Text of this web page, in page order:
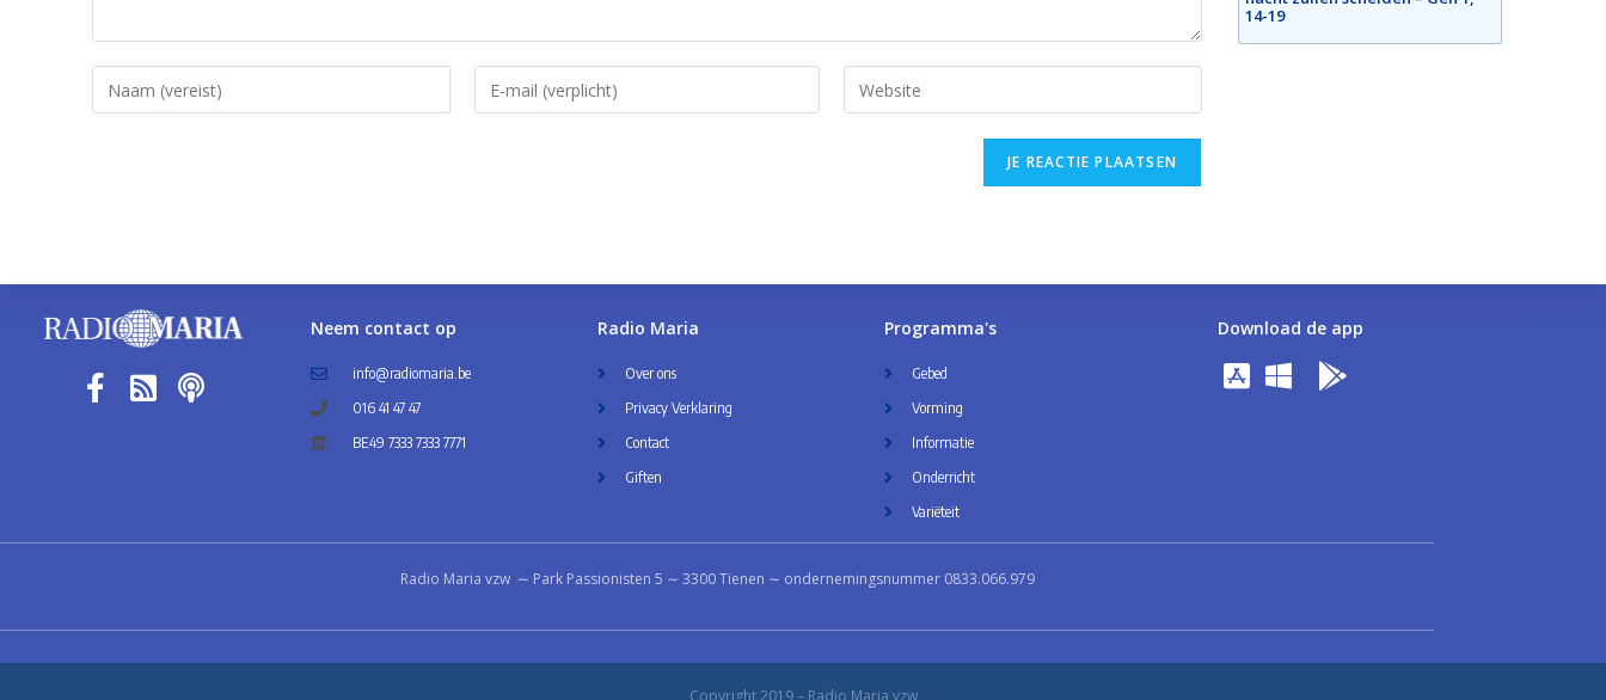
14-19
Neem contact op
info@radiomaria.be
016 41 47 47
BE49 7333 7333 7771
Radio Maria
Over ons
Privacy Verklaring
Contact
Giften
Programma's
Gebed
Vorming
Informatie
Onderricht
Variëteit
Download de app
Radio Maria vzw ∼ Park Passionisten 5 ∼ 3300 Tienen ∼ ondernemingsnummer 0833.066.979